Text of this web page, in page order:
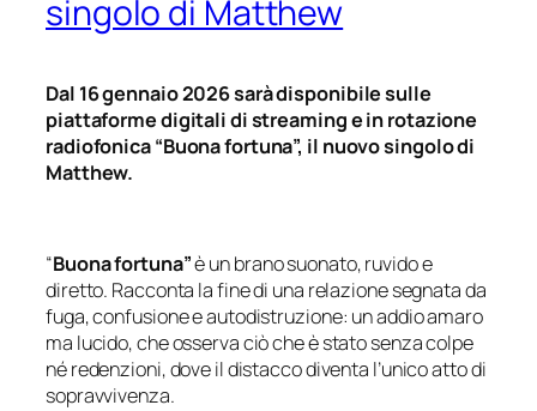
singolo di Matthew
Dal 16 gennaio 2026 sarà disponibile sulle
piattaforme digitali di streaming e in rotazione
radiofonica “Buona fortuna”, il nuovo singolo di
Matthew.
“Buona fortuna”è un brano suonato, ruvido e
diretto. Racconta la fine di una relazione segnata da
fuga, confusione e autodistruzione: un addio amaro
ma lucido, che osserva ciò che è stato senza colpe
né redenzioni, dove il distacco diventa l’unico atto di
sopravvivenza.